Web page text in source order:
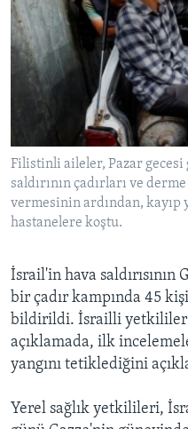
ÇEVRE
HAYATTAN
SANAT
FOTO GALERİ
BIZI TAKIP EDIN
Filistinli aileler, Pazar gecesi
saldırının çadırları ve
vermesinin ardından, kayıp
hastanelere koştu.
İsrail'in hava
bir çadır kampında 45
bildirildi. İsrailli yetkililer
açıklamada, ilk
yangını tetiklediğini
Yerel sağlık yetkilileri,